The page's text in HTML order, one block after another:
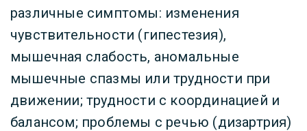
различные симптомы: изменения
чувствительности (гипестезия),
мышечная слабость, аномальные
мышечные спазмы или трудности при
движении; трудности с координацией и
балансом; проблемы с речью (дизартрия)